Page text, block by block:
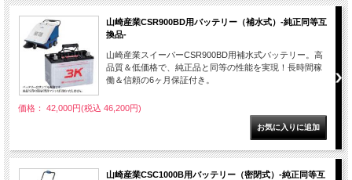
山崎産業CSR900BD用バッテリー（補水式）-純正同等互
換品-
山崎産業スイーパーCSR900BD用補水式バッテリー。高
品質＆低価格で、純正品と同等の性能を実現！長時間稼
働＆信頼の6ヶ月保証付き。
価格： 42,000円(税込 46,200円)
山崎産業CSC1000B用バッテリー（密閉式）-純正同等互